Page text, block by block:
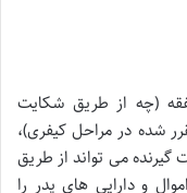
(چه از طریق شکایت
شده در مراحل کیفری)،
می تواند از طریق
و دارایی های پدر را